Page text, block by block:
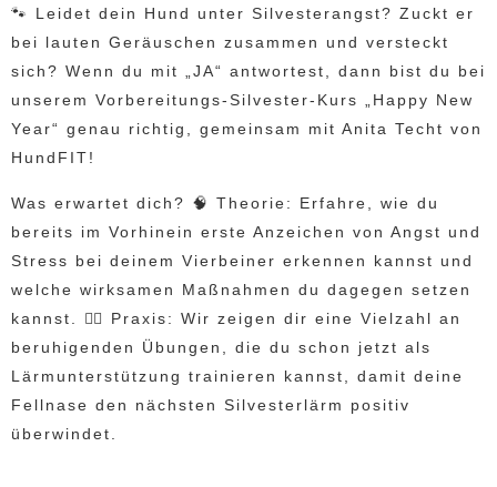
🐾 Leidet dein Hund unter Silvesterangst? Zuckt er
bei lauten Geräuschen zusammen und versteckt
sich? Wenn du mit „JA“ antwortest, dann bist du bei
unserem Vorbereitungs-Silvester-Kurs „Happy New
Year“ genau richtig, gemeinsam mit Anita Techt von
HundFIT!
Was erwartet dich? 🧠 Theorie: Erfahre, wie du
bereits im Vorhinein erste Anzeichen von Angst und
Stress bei deinem Vierbeiner erkennen kannst und
welche wirksamen Maßnahmen du dagegen setzen
kannst. 🏋️‍♀️ Praxis: Wir zeigen dir eine Vielzahl an
beruhigenden Übungen, die du schon jetzt als
Lärmunterstützung trainieren kannst, damit deine
Fellnase den nächsten Silvesterlärm positiv
überwindet.